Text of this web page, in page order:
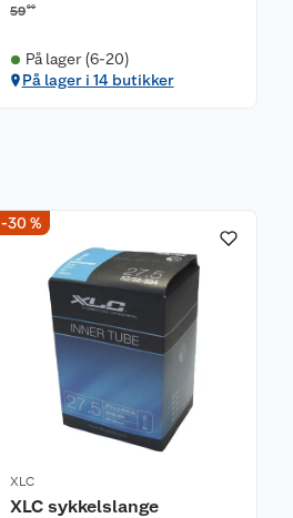
5990
På lager (6-20)
På lager i 14 butikker
-30 %
XLC
XLC sykkelslange